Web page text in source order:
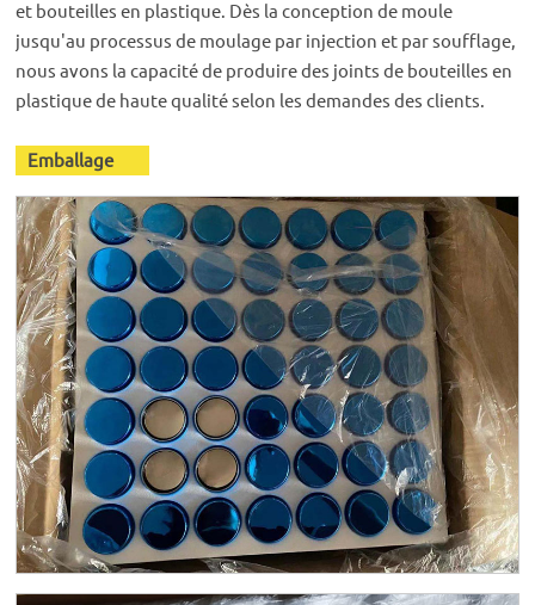
et bouteilles en plastique. Dès la conception de moule
jusqu'au processus de moulage par injection et par soufflage,
nous avons la capacité de produire des joints de bouteilles en
plastique de haute qualité selon les demandes des clients.
Emballage